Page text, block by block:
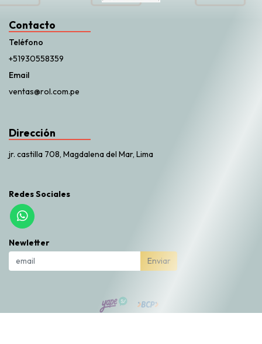
Contacto
Teléfono
+51930558359
Email
ventas@rol.com.pe
Dirección
jr. castilla 708, Magdalena del Mar, Lima
Redes Sociales
Newletter
Enviar